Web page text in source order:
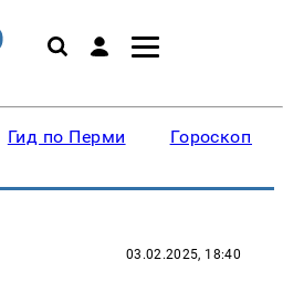
Гид по Перми Гороскопы
03.02.2025, 18:40